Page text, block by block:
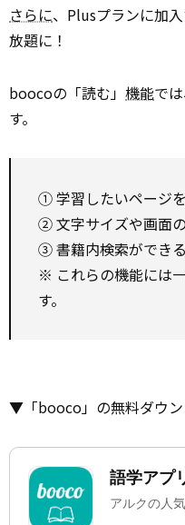
さらに、Plusプランに加
放題に！
boocoの「読む」 機能で
す。
① 学習したいページ
② 文字サイズや画面
③ 書籍内検索ができる
※ これらの機能には
す。
▼「booco」の無料ダウン